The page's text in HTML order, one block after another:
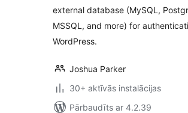
external database (MySQL,
MSSQL, and more) for
WordPress.
Joshua Parker
30+ aktīvās instalācijas
Pārbaudīts ar 4.2.39